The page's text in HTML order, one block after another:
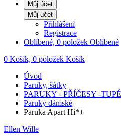
Můj účet
Můj účet
Přihlášení
Registrace
Oblíbené, 0 položek Oblíbené
0 Košík, 0 položek Košík
Úvod
Paruky, šátky
PARUKY - PŘÍČESY -TUPÉ
Paruky dámské
Paruka Apart Hi*+
Ellen Wille